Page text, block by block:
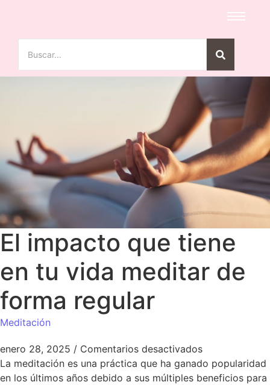
El impacto que tiene
en tu vida meditar de
forma regular
Meditación
enero 28, 2025 / Comentarios desactivados
La meditación es una práctica que ha ganado popularidad
en los últimos años debido a sus múltiples beneficios para